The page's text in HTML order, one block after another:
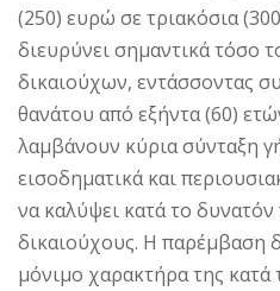
(250) ευρώ σε τριακόσια
διευρύνει σημαντικά τόσο
δικαιούχων, εντάσσοντας
θανάτου από εξήντα (60)
λαμβάνουν κύρια σύνταξη
εισοδηματικά και
να καλύψει κατά το
δικαιούχους. Η παρέμβαση
μόνιμο χαρακτήρα της